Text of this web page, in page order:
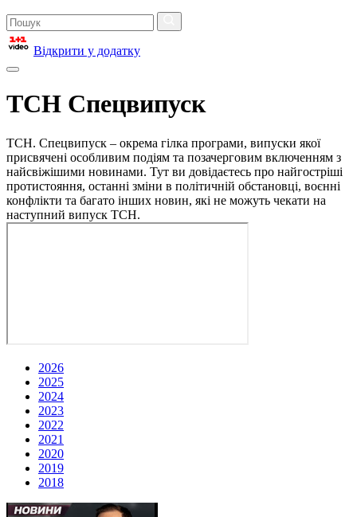
Відкрити у додатку
ТСН Спецвипуск
ТСН. Спецвипуск – окрема гілка програми, випуски якої
присвячені особливим подіям та позачерговим включенням з
найсвіжішими новинами. Тут ви довідаєтесь про найгостріші
протистояння, останні зміни в політичній обстановці, воєнні
конфлікти та багато інших новин, які не можуть чекати на
наступний випуск ТСН.
2026
2025
2024
2023
2022
2021
2020
2019
2018